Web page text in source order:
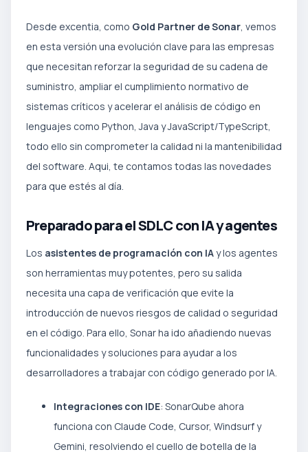
Desde excentia, como Gold Partner de Sonar, vemos
en esta versión una evolución clave para las empresas
que necesitan reforzar la seguridad de su cadena de
suministro, ampliar el cumplimiento normativo de
sistemas críticos y acelerar el análisis de código en
lenguajes como Python, Java y JavaScript/TypeScript,
todo ello sin comprometer la calidad ni la mantenibilidad
del software. Aqui, te contamos todas las novedades
para que estés al día.
Preparado para el SDLC con IA y agentes
Los asistentes de programación con IA y los agentes
son herramientas muy potentes, pero su salida
necesita una capa de verificación que evite la
introducción de nuevos riesgos de calidad o seguridad
en el código. Para ello, Sonar ha ido añadiendo nuevas
funcionalidades y soluciones para ayudar a los
desarrolladores a trabajar con código generado por IA.
Integraciones con IDE: SonarQube ahora
funciona con Claude Code, Cursor, Windsurf y
Gemini, resolviendo el cuello de botella de la